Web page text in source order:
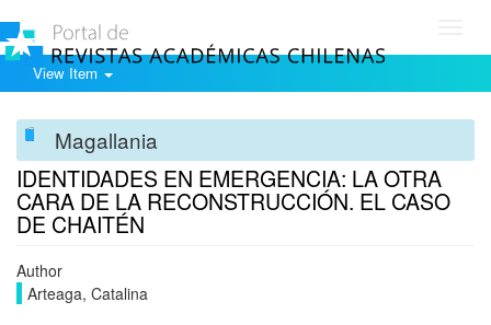
View Item
Magallania
IDENTIDADES EN EMERGENCIA: LA OTRA
CARA DE LA RECONSTRUCCIÓN. EL CASO
DE CHAITÉN
Author
Arteaga, Catalina